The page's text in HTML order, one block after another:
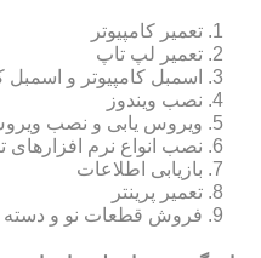
تعمیر کامپیوتر
تعمیر لپ تاپ
اسمبل کامپیوتر و
نصب ویندوز
ویروس یابی و نصب
نصب انواع نرم
بازیابی اطلاعات
تعمیر پرینتر
فروش قطعات نو و دسته